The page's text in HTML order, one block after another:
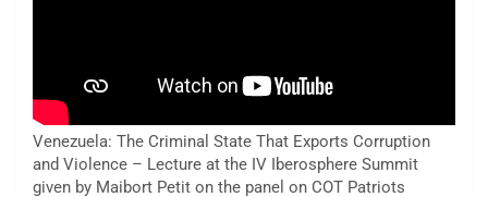
Venezuela: The Criminal State That Exports Corruption
and Violence – Lecture at the IV Iberosphere Summit
given by Maibort Petit on the panel on COT Patriots